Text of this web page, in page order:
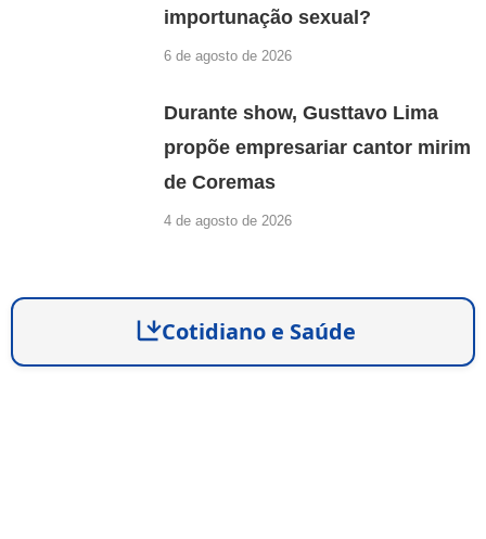
importunação sexual?
6 de agosto de 2026
Durante show, Gusttavo Lima
propõe empresariar cantor mirim
de Coremas
4 de agosto de 2026
Cotidiano e Saúde